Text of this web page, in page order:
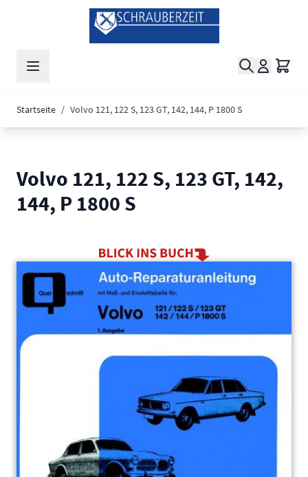
Zum Inhalt springen
Suche
Startseite / Volvo 121, 122 S, 123 GT, 142, 144, P 1800 S
Volvo 121, 122 S, 123 GT, 142,
144, P 1800 S
Main image
Click to view image in fullscreen